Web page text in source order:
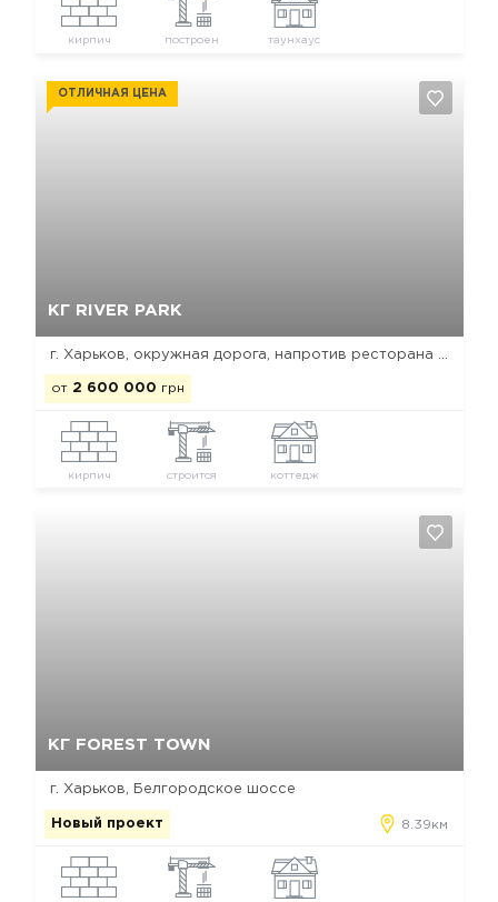
кирпич построен таунхаус
КГ RIVER PARK
ОТЛИЧНАЯ ЦЕНА
от 2 600 000 грн
кирпич строится коттедж
КГ FOREST TOWN
г. Харьков, Белгородское шоссе
Новый проект 8.39км